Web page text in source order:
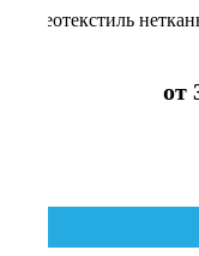
Геотекстиль
от